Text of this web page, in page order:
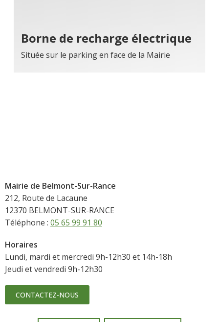
Borne de recharge électrique
Située sur le parking en face de la Mairie
Mairie de Belmont-Sur-Rance
212, Route de Lacaune
12370 BELMONT-SUR-RANCE
Téléphone : 05 65 99 91 80
Horaires
Lundi, mardi et mercredi 9h-12h30 et 14h-18h
Jeudi et vendredi 9h-12h30
CONTACTEZ-NOUS